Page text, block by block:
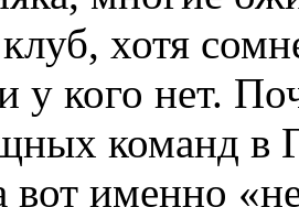
хотя
у кого нет.
команд в
вот именно